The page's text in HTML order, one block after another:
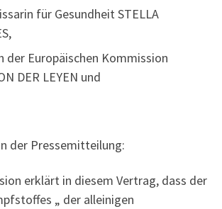
für Gesundheit STELLA
der Europäischen Kommission
DER LEYEN und
der Pressemitteilung:
erklärt in diesem Vertrag, dass der
„ der alleinigen